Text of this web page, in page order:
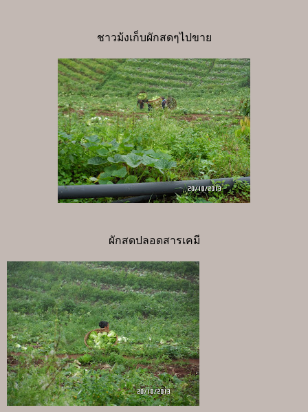
ชาวม้งเก็บผักสดๆไปขาย
ผักสดปลอดสารเคมี